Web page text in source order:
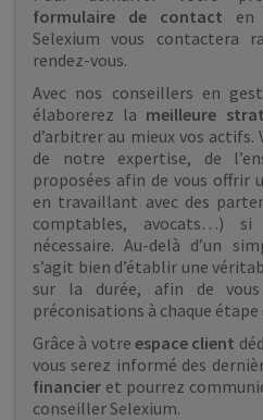
formulaire de contact en
Selexium vous contactera
rendez-vous.
Avec nos conseillers en
élaborerez la meilleure
d’arbitrer au mieux vos actifs.
de notre expertise, de
proposées afin de vous offrir
en travaillant avec des
comptables, avocats…)
nécessaire. Au-delà d’un
s’agit bien d’établir une
sur la durée, afin de
préconisations à chaque étape
Grâce à votre espace client
vous serez informé des
financier et pourrez
conseiller Selexium.